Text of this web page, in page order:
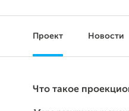
Проект Новости
Что такое